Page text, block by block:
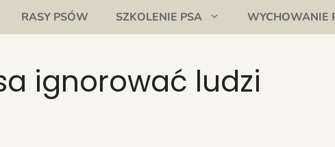
RASY PSÓW SZKOLENIE PSA WYCHOWANIE
ignorować ludzi